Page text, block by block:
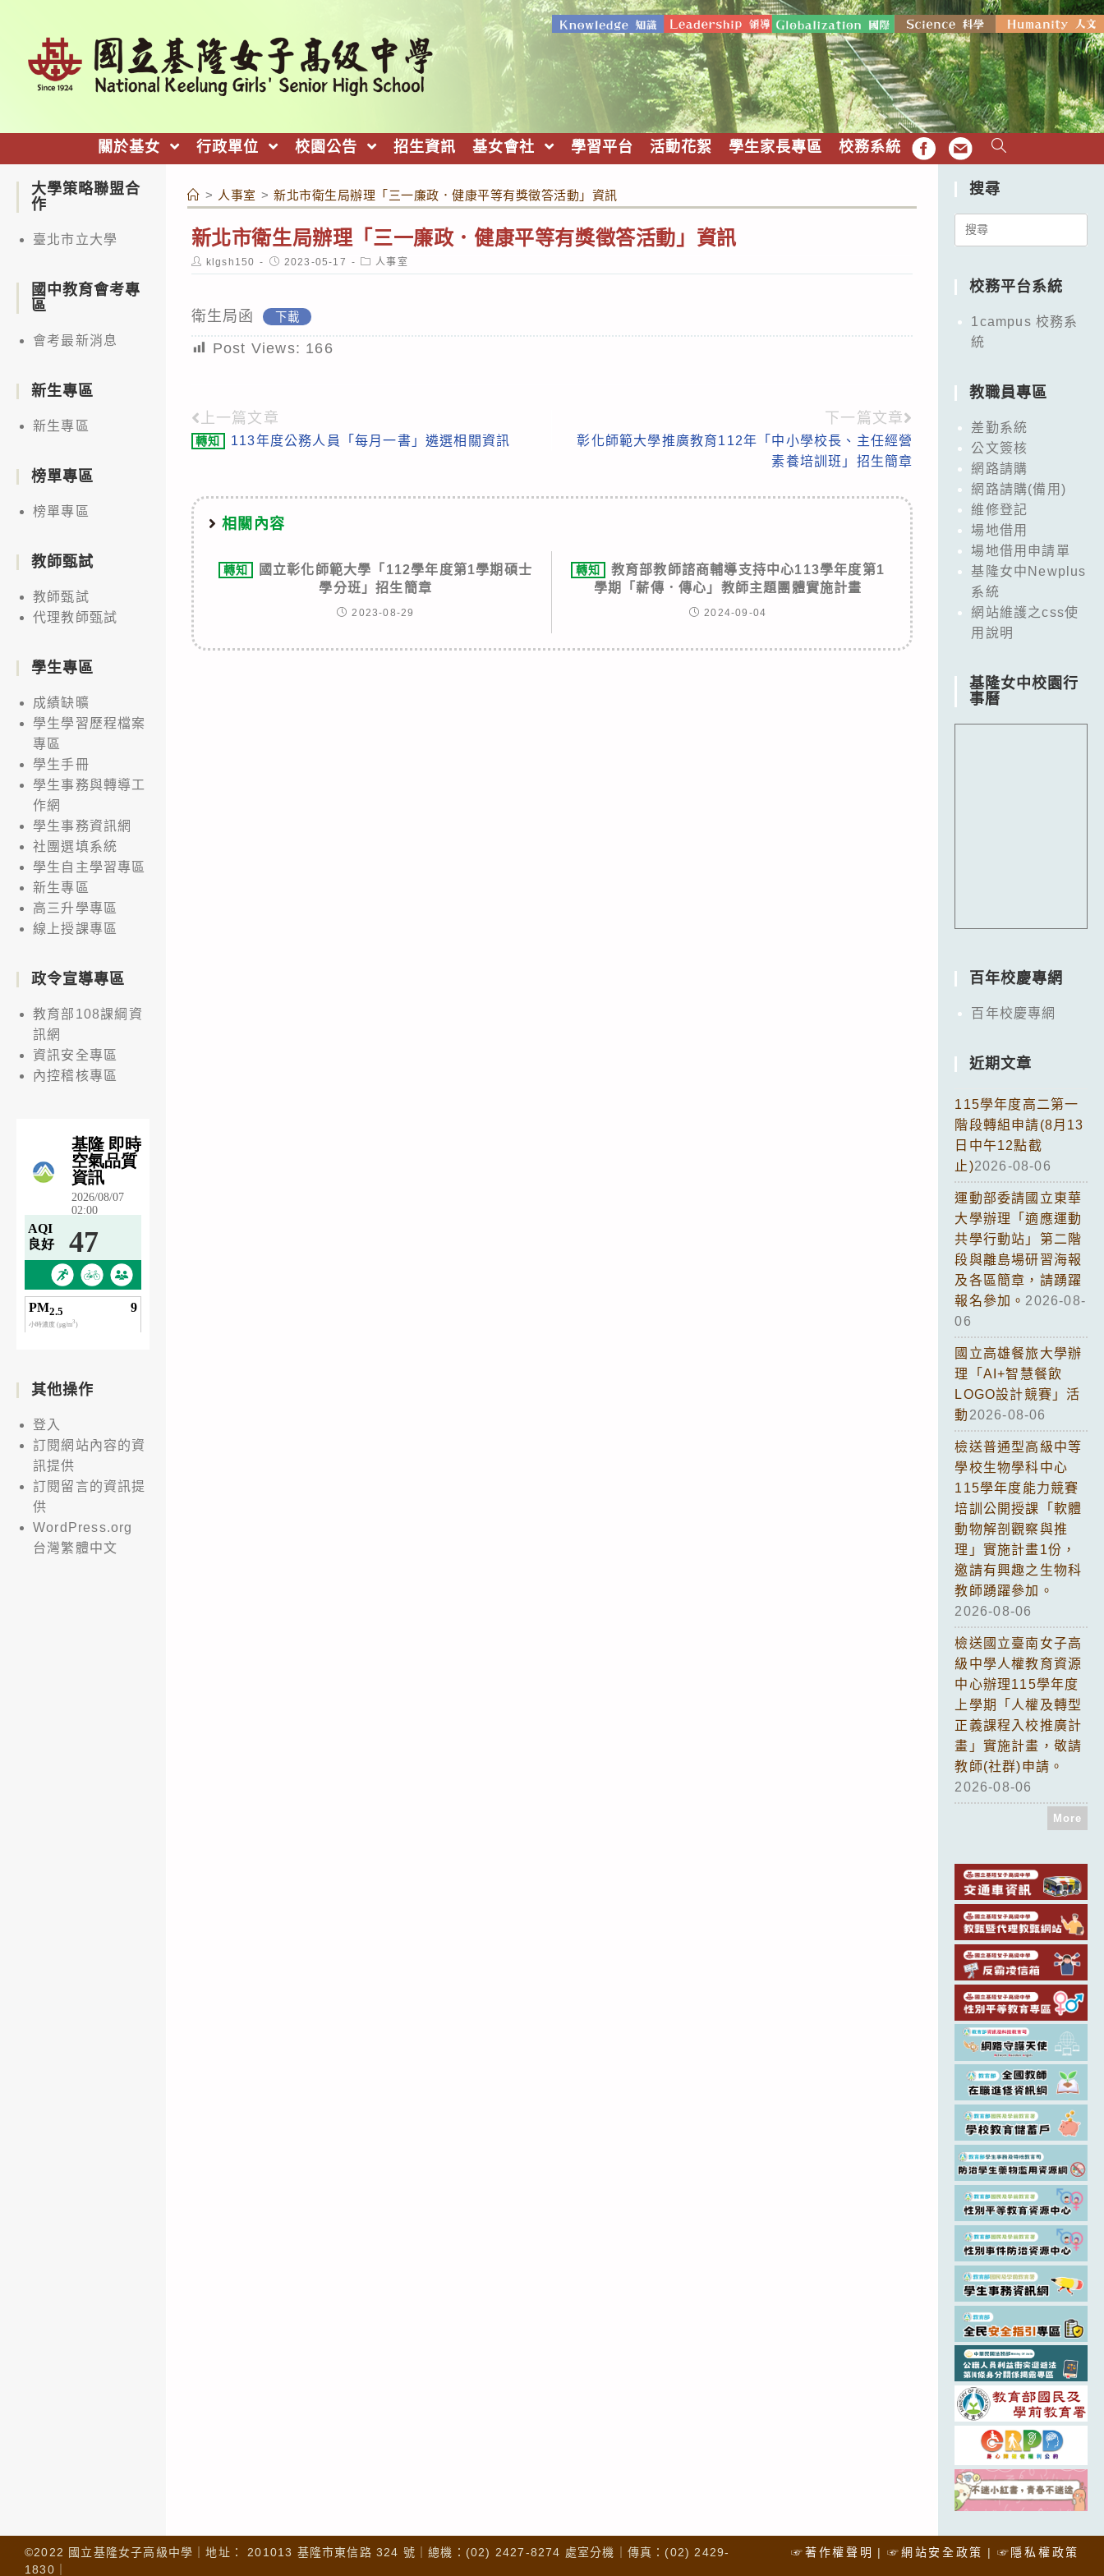
關於基女 行政單位 校園公告 招生資訊 基女會社 學習平台 活動花絮 學生家長專區 校務系統 FB EMAIL
> 人事室 > 新北市衛生局辦理「三一廉政．健康平等有獎徵答活動」資訊
新北市衛生局辦理「三一廉政．健康平等有獎徵答活動」資訊
Post
author:
klgsh150
Post
published:
2023-05-17
Post
category:
人事室
衛生局函 下載
Post Views: 166
Read
more
上一篇文章
轉知 113年度公務人員「每月一書」遴選相關資訊
下一篇文章
彰化師範大學推廣教育112年「中小學校長、主任經營
素養培訓班」招生簡章
相關內容
轉知
國立彰化師範大學「112學年度第1學期碩士
學分班」招生簡章
2023-08-29
轉知
教育部教師諮商輔導支持中心113學年度第1
學期「薪傳．傳心」教師主題團體實施計畫
2024-09-04
大學策略聯盟合
作
臺北市立大學
國中教育會考專
區
會考最新消息
新生專區
新生專區
榜單專區
榜單專區
教師甄試
教師甄試
代理教師甄試
學生專區
成績缺曠
學生學習歷程檔案
專區
學生手冊
學生事務與轉導工
作網
學生事務資訊網
社團選填系統
學生自主學習專區
新生專區
高三升學專區
線上授課專區
政令宣導專區
教育部108課綱資
訊網
資訊安全專區
內控稽核專區
其他操作
登入
訂閱網站內容的資
訊提供
訂閱留言的資訊提
供
WordPress.org
台灣繁體中文
搜尋
Search
校務平台系統
1campus 校務系
統
教職員專區
差勤系統
公文簽核
網路請購
網路請購(備用)
維修登記
場地借用
場地借用申請單
基隆女中Newplus
系統
網站維護之css使
用說明
基隆女中校園行
事曆
百年校慶專網
百年校慶專網
近期文章
115學年度高二第一
階段轉組申請(8月13
日中午12點截
止)2026-08-06
運動部委請國立東華
大學辦理「適應運動
共學行動站」第二階
段與離島場研習海報
及各區簡章，請踴躍
報名參加。 2026-08-
06
國立高雄餐旅大學辦
理「AI+智慧餐飲
LOGO設計競賽」活
動 2026-08-06
檢送普通型高級中等
學校生物學科中心
115學年度能力競賽
培訓公開授課「軟體
動物解剖觀察與推
理」實施計畫1份，
邀請有興趣之生物科
教師踴躍參加。
2026-08-06
檢送國立臺南女子高
級中學人權教育資源
中心辦理115學年度
上學期「人權及轉型
正義課程入校推廣計
畫」實施計畫，敬請
教師(社群)申請。
2026-08-06
More
☞著作權聲明 ☞網站安全政策 ☞隱私權政策
©2022 國立基隆女子高級中學｜地址： 201013 基隆市東信路 324 號｜總機：(02) 2427-8274 處室分機｜傳真：(02) 2429-
1830｜